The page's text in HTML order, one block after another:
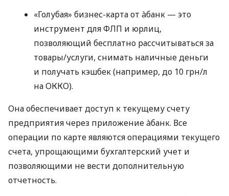
«Голубая» бизнес-карта от àбанк — это
инструмент для ФЛП и юрлиц,
позволяющий бесплатно рассчитываться за
товары/услуги, снимать наличные деньги
и получать кэшбек (например, до 10 грн/л
на ОККО).
Она обеспечивает доступ к текущему счету
предприятия через приложение àбанк. Все
операции по карте являются операциями текущего
счета, упрощающими бухгалтерский учет и
позволяющими не вести дополнительную
отчетность.